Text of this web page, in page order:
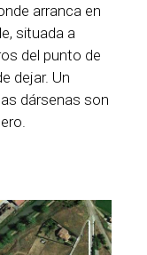
arranca en
situada a
del punto de
dejar. Un
dársenas son